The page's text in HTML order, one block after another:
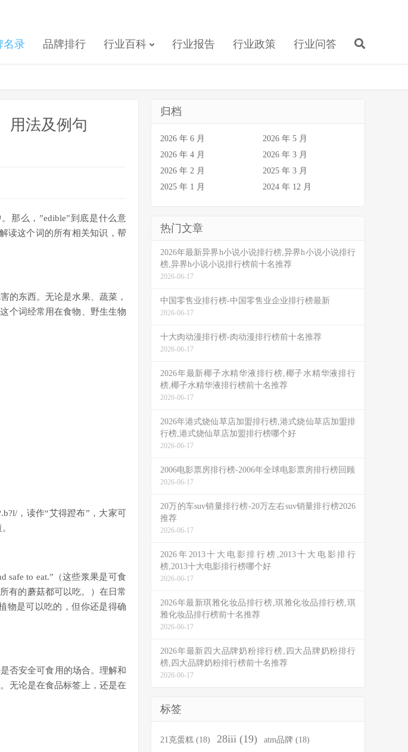
名录 品牌排行 行业百科 行业报告 行业政策 行业问答
用法及例句
那么，”edible”到底是什么意
读这个词的所有相关知识，帮
的东西。无论是水果、蔬菜，
个词经常用在食物、野生生物
，读作“艾得蹬布”，大家可
safe to eat.”（这些浆果是可食
有的蘑菇都可以吃。）在日常
物是可以吃的，但你还是得确
否安全可食用的场合。理解和
无论是在食品标签上，还是在
归档
2026 年 6 月
2026 年 5 月
2026 年 4 月
2026 年 3 月
2026 年 2 月
2025 年 3 月
2025 年 1 月
2024 年 12 月
热门文章
2026年最新异界h小说小说排行榜,异界h小说小说排行
榜,异界h小说小说排行榜前十名推荐
2026-06-17
中国零售业排行榜-中国零售业企业排行榜最新
2026-06-17
十大肉动漫排行榜-肉动漫排行榜前十名推荐
2026-06-17
2026年最新椰子水精华液排行榜,椰子水精华液排行
榜,椰子水精华液排行榜前十名推荐
2026-06-17
2026年港式烧仙草店加盟排行榜,港式烧仙草店加盟排
行榜,港式烧仙草店加盟排行榜哪个好
2026-06-17
2006电影票房排行榜-2006年全球电影票房排行榜回顾
2026-06-17
20万的车suv销量排行榜-20万左右suv销量排行榜2026
推荐
2026-06-17
2026年2013十大电影排行榜,2013十大电影排行
榜,2013十大电影排行榜哪个好
2026-06-17
2026年最新琪雅化妆品排行榜,琪雅化妆品排行榜,琪
雅化妆品排行榜前十名推荐
2026-06-17
2026年最新四大品牌奶粉排行榜,四大品牌奶粉排行
榜,四大品牌奶粉排行榜前十名推荐
2026-06-17
标签
21克蛋糕 (18) 28iii (19) atm品牌 (18)